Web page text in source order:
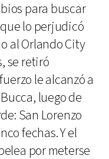
para buscar
lo perjudicó
al Orlando City
se retiró
le alcanzó a
luego de
San Lorenzo
fechas. Y el
por meterse